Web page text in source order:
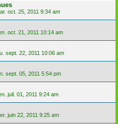
oct. 25, 2011 9:34 am
oct. 21, 2011 10:14 am
sept. 22, 2011 10:06 am
sept. 05, 2011 5:54 pm
juil. 01, 2011 9:24 am
juin 22, 2011 9:25 am